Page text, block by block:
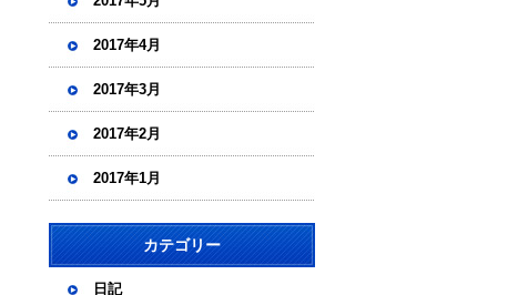
2017年4月
2017年3月
2017年2月
2017年1月
カテゴリー
日記